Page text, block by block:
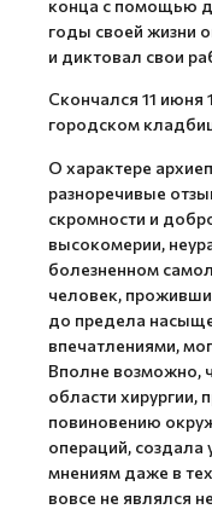
конца с помощью
годы своей жизни
и диктовал свои
Скончался 11 июня
городском
О характере
разноречивые
скромности и
высокомерии,
болезненном
человек,
до предела
впечатлениями,
Вполне возможно,
области хирургии,
повиновению
операций, создала
мнениям даже в
вовсе не являлся